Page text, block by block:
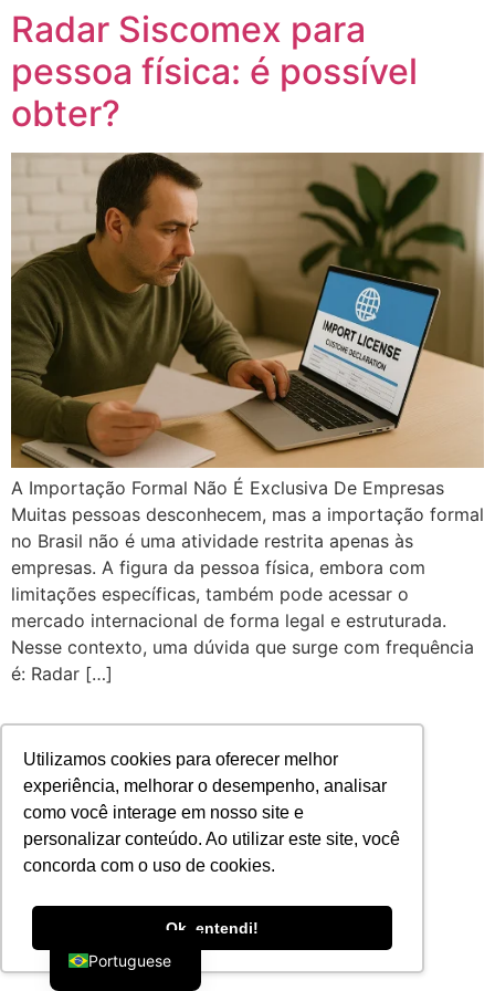
Utilizamos cookies para oferecer melhor
experiência, melhorar o desempenho, analisar
como você interage em nosso site e
personalizar conteúdo. Ao utilizar este site, você
concorda com o uso de cookies.
Ok, entendi!
Radar Siscomex para
pessoa física: é possível
obter?
A Importação Formal Não É Exclusiva De Empresas
Muitas pessoas desconhecem, mas a importação formal
no Brasil não é uma atividade restrita apenas às
empresas. A figura da pessoa física, embora com
limitações específicas, também pode acessar o
mercado internacional de forma legal e estruturada.
Nesse contexto, uma dúvida que surge com frequência
é: Radar […]
Portuguese